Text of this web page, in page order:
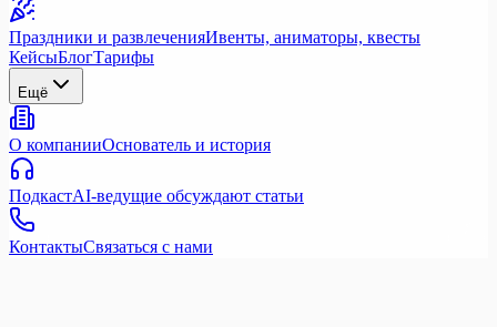
Праздники и развлеченияИвенты, аниматоры, квесты
КейсыБлогТарифы
Ещё
О компанииОснователь и история
ПодкастAI-ведущие обсуждают статьи
КонтактыСвязаться с нами